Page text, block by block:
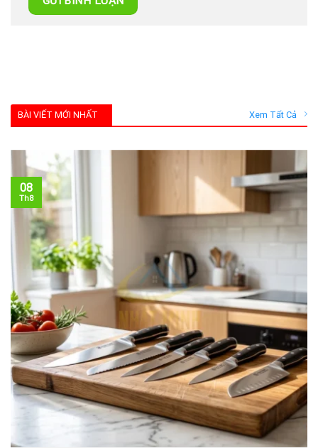
BÀI VIẾT MỚI NHẤT Xem Tất Cả
08
Th8